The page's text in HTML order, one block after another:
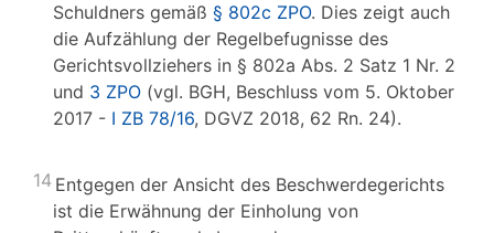
Schuldners gemäß § 802c ZPO. Dies zeigt auch
die Aufzählung der Regelbefugnisse des
Gerichtsvollziehers in § 802a Abs. 2 Satz 1 Nr. 2
und 3 ZPO (vgl. BGH, Beschluss vom 5. Oktober
2017 - I ZB 78/16, DGVZ 2018, 62 Rn. 24).
14 Entgegen der Ansicht des Beschwerdegerichts
ist die Erwähnung der Einholung von